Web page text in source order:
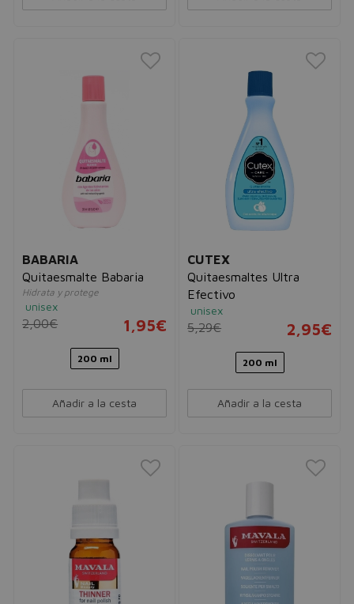
BABARIA
Quitaesmalte Babaria
Hidrata y protege
unisex
2,00€ 1,95€
200 ml
Añadir a la cesta
CUTEX
Quitaesmaltes Ultra
Efectivo
unisex
5,29€ 2,95€
200 ml
Añadir a la cesta